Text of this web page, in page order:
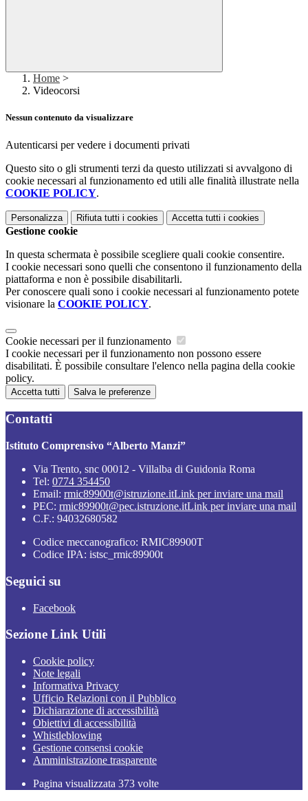
Home >
Videocorsi
Nessun contenuto da visualizzare
Autenticarsi per vedere i documenti privati
Questo sito o gli strumenti terzi da questo utilizzati si avvalgono di
cookie necessari al funzionamento ed utili alle finalità illustrate nella
COOKIE POLICY.
Personalizza Rifiuta tutti i cookies Accetta tutti i cookies
Gestione cookie
In questa schermata è possibile scegliere quali cookie consentire.
I cookie necessari sono quelli che consentono il funzionamento della
piattaforma e non è possibile disabilitarli.
Per conoscere quali sono i cookie necessari al funzionamento potete
visionare la COOKIE POLICY.
Cookie necessari per il funzionamento
I cookie necessari per il funzionamento non possono essere
disabilitati. È possibile consultare l'elenco nella pagina della cookie
policy.
Accetta tutti Salva le preferenze
Contatti
Istituto Comprensivo “Alberto Manzi”
Via Trento, snc 00012 - Villalba di Guidonia Roma
Tel: 0774 354450
Email: rmic89900t@istruzione.itLink per inviare una mail
PEC: rmic89900t@pec.istruzione.itLink per inviare una mail
C.F.: 94032680582
Codice meccanografico: RMIC89900T
Codice IPA: istsc_rmic89900t
Seguici su
Facebook
Sezione Link Utili
Cookie policy
Note legali
Informativa Privacy
Ufficio Relazioni con il Pubblico
Dichiarazione di accessibilità
Obiettivi di accessibilità
Whistleblowing
Gestione consensi cookie
Amministrazione trasparente
Pagina visualizzata 373 volte